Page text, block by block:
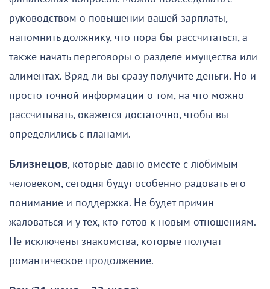
руководством о повышении вашей зарплаты,
напомнить должнику, что пора бы рассчитаться, а
также начать переговоры о разделе имущества или
алиментах. Вряд ли вы сразу получите деньги. Но и
просто точной информации о том, на что можно
рассчитывать, окажется достаточно, чтобы вы
определились с планами.
Близнецов, которые давно вместе с любимым
человеком, сегодня будут особенно радовать его
понимание и поддержка. Не будет причин
жаловаться и у тех, кто готов к новым отношениям.
Не исключены знакомства, которые получат
романтическое продолжение.